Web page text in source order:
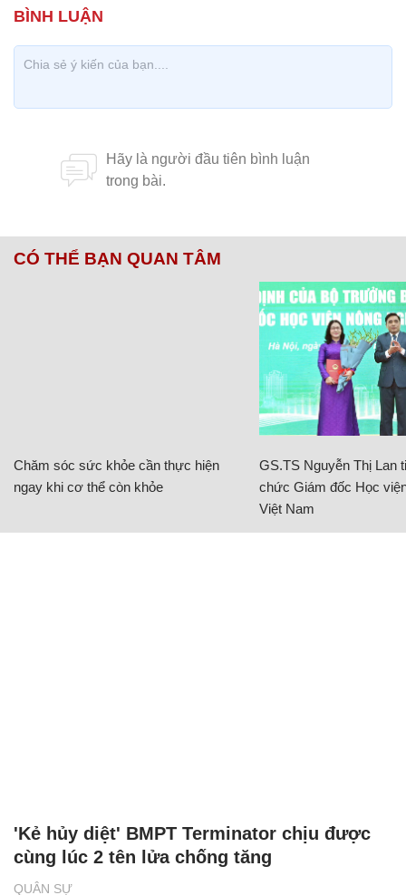
CÓ THỂ BẠN QUAN TÂM
Chăm sóc sức khỏe cần thực hiện
ngay khi cơ thể còn khỏe
GS.TS Nguyễn Thị Lan
chức Giám đốc Học
Việt Nam
QUÂN SỰ
'Kẻ hủy diệt' BMPT Terminator chịu được
cùng lúc 2 tên lửa chống tăng